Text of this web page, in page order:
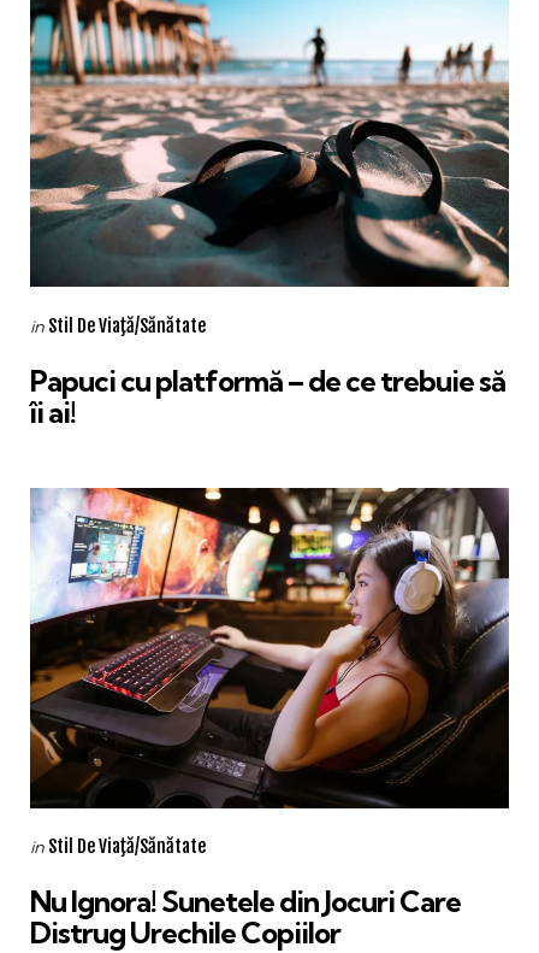
Categories
Posted
in Stil De Viaţă/Sănătate
Papuci cu platformă – de ce trebuie să
îi ai!
Categories
Posted
in Stil De Viaţă/Sănătate
Nu Ignora! Sunetele din Jocuri Care
Distrug Urechile Copiilor